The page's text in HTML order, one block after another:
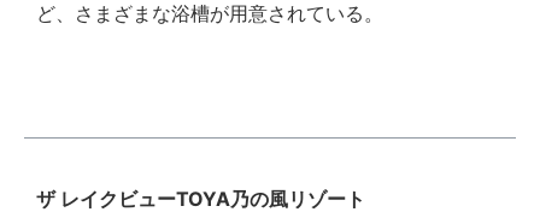
ど、さまざまな浴槽が用意されている。
ザ レイクビューTOYA乃の風リゾート